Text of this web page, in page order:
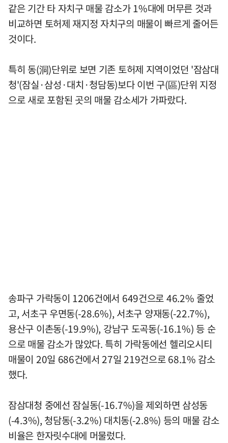
같은 기간 타 자치구 매물 감소가 1%대에 머무른 것과
비교하면 토허제 재지정 자치구의 매물이 빠르게 줄어든
것이다.
특히 동(洞)단위로 보면 기존 토허제 지역이었던 '잠삼대
청'(잠실·삼성·대치·청담동)보다 이번 구(區)단위 지정
으로 새로 포함된 곳의 매물 감소세가 가파랐다.
송파구 가락동이 1206건에서 649건으로 46.2% 줄었
고, 서초구 우면동(-28.6%), 서초구 양재동(-22.7%),
용산구 이촌동(-19.9%), 강남구 도곡동(-16.1%) 등 순
으로 매물 감소가 많았다. 특히 가락동에선 헬리오시티
매물이 20일 686건에서 27일 219건으로 68.1% 감소
했다.
잠삼대청 중에선 잠실동(-16.7%)을 제외하면 삼성동
(-4.3%), 청담동(-3.2%) 대치동(-2.8%) 등의 매물 감소
비율은 한자릿수대에 머물렀다.